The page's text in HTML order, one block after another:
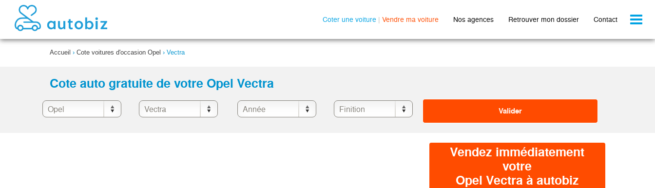
Coter une voiture | Vendre ma voiture Nos agences Retrouver mon dossier Contact
Accueil › Cote voitures d'occasion Opel › Vectra
Cote auto gratuite de votre Opel Vectra
Vendez immédiatement
votre
Opel Vectra à autobiz